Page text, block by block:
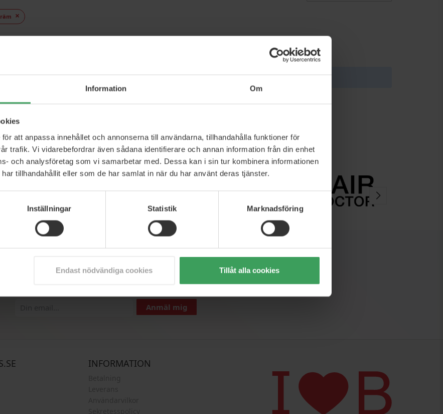
Information Om
att anpassa innehållet och annonserna till användarna, tillhandahålla funktioner för
trafik. Vi vidarebefordrar även sådana identifierare och annan information från din enhet
och analysföretag som vi samarbetar med. Dessa kan i sin tur kombinera informationen
tillhandahållit eller som de har samlat in när du har använt deras tjänster.
Inställningar Statistik Marknadsföring
Endast nödvändiga cookies Tillåt alla cookies
Vi kan inte hitta produkter som matchade urvalet.
Aldrig missa de bästa nyheter
och var den första som får skarpa erbjudanden, nyheter och inspiration
Anmäl mig
INFORMATION